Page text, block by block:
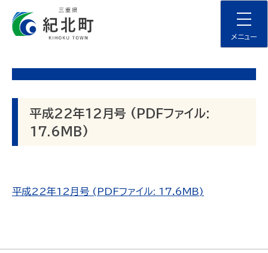
content
メニュー
平成22年12月号 (PDFファイル:
17.6MB)
平成22年12月号 (PDFファイル: 17.6MB)